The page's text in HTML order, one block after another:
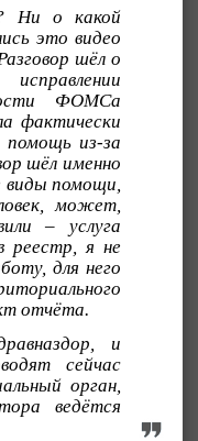
Ни о какой
это видео
шёл о
ФОМСа
фактически
помощь из-за
шёл именно
виды помощи,
может,
– услуга
реестр, я не
для него
отчёта.
и
сейчас
орган,
ведётся